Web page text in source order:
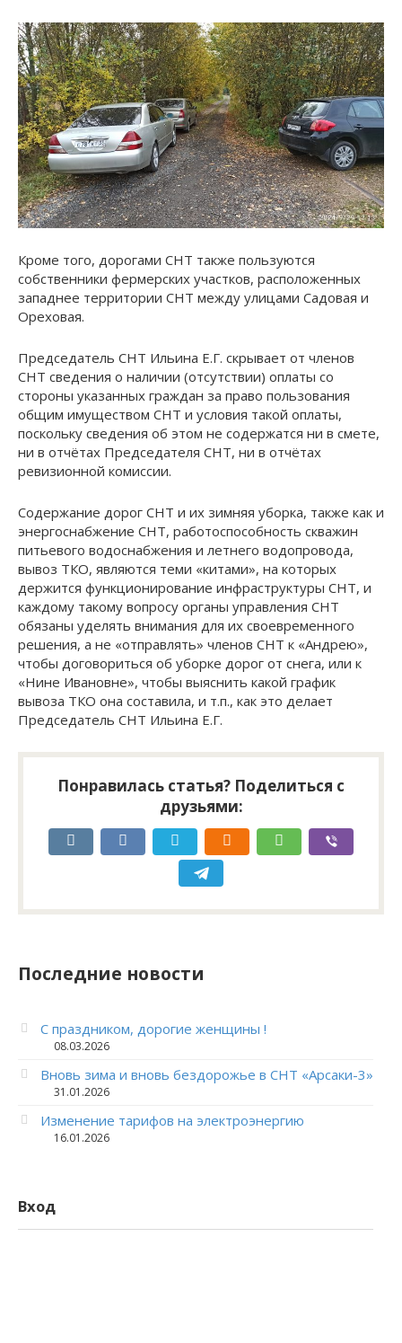
Кроме того, дорогами СНТ также пользуются
собственники фермерских участков, расположенных
западнее территории СНТ между улицами Садовая и
Ореховая.
Председатель СНТ Ильина Е.Г. скрывает от членов
СНТ сведения о наличии (отсутствии) оплаты со
стороны указанных граждан за право пользования
общим имуществом СНТ и условия такой оплаты,
поскольку сведения об этом не содержатся ни в смете,
ни в отчётах Председателя СНТ, ни в отчётах
ревизионной комиссии.
Содержание дорог СНТ и их зимняя уборка, также как и
энергоснабжение СНТ, работоспособность скважин
питьевого водоснабжения и летнего водопровода,
вывоз ТКО, являются теми «китами», на которых
держится функционирование инфраструктуры СНТ, и
каждому такому вопросу органы управления СНТ
обязаны уделять внимания для их своевременного
решения, а не «отправлять» членов СНТ к «Андрею»,
чтобы договориться об уборке дорог от снега, или к
«Нине Ивановне», чтобы выяснить какой график
вывоза ТКО она составила, и т.п., как это делает
Председатель СНТ Ильина Е.Г.
Понравилась статья? Поделиться с
друзьями:
Последние новости
С праздником, дорогие женщины !
08.03.2026
Вновь зима и вновь бездорожье в СНТ «Арсаки-3»
31.01.2026
Изменение тарифов на электроэнергию
16.01.2026
Вход